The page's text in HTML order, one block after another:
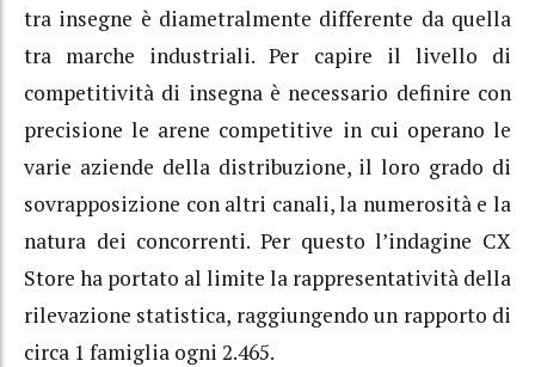
tra insegne è diametralmente differente da quella
tra marche industriali. Per capire il livello di
competitività di insegna è necessario definire con
precisione le arene competitive in cui operano le
varie aziende della distribuzione, il loro grado di
sovrapposizione con altri canali, la numerosità e la
natura dei concorrenti. Per questo l’indagine CX
Store ha portato al limite la rappresentatività della
rilevazione statistica, raggiungendo un rapporto di
circa 1 famiglia ogni 2.465.